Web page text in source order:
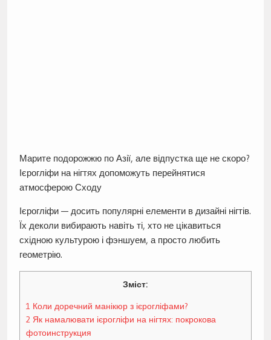
Марите подорожжю по Азії, але відпустка ще не скоро?
Ієрогліфи на нігтях допоможуть перейнятися
атмосферою Сходу
Ієрогліфи — досить популярні елементи в дизайні нігтів.
Їх деколи вибирають навіть ті, хто не цікавиться
східною культурою і фэншуем, а просто любить
геометрію.
Зміст:
1 Коли доречний манікюр з ієрогліфами?
2Як намалювати ієрогліфи на нігтях: покрокова
фотоинструкция